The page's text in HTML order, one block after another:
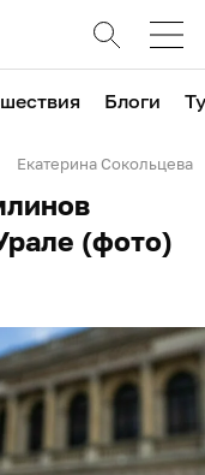
Блоги
Екатерина Сокольцева
(фото)